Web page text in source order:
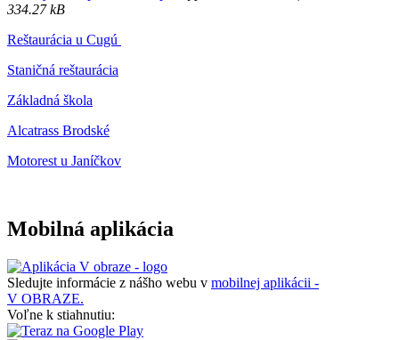
334.27 kB
Reštaurácia u Cugú
Staničná reštaurácia
Základná škola
Alcatrass Brodské
Motorest u Janíčkov
Mobilná aplikácia
Sledujte informácie z nášho webu v mobilnej aplikácii -
V OBRAZE.
Voľne k stiahnutiu: